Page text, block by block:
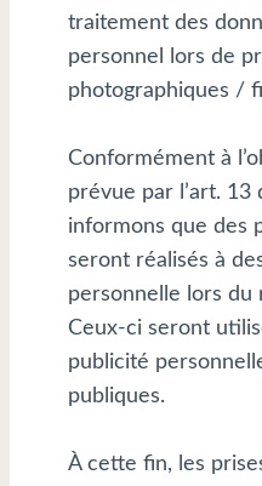
traitement des
personnel lors de
photographiques /
Conformément à
prévue par l’art. 13
informons que des
seront réalisés à
personnelle lors du
Ceux-ci seront
publicité
publiques.
À cette fin, les